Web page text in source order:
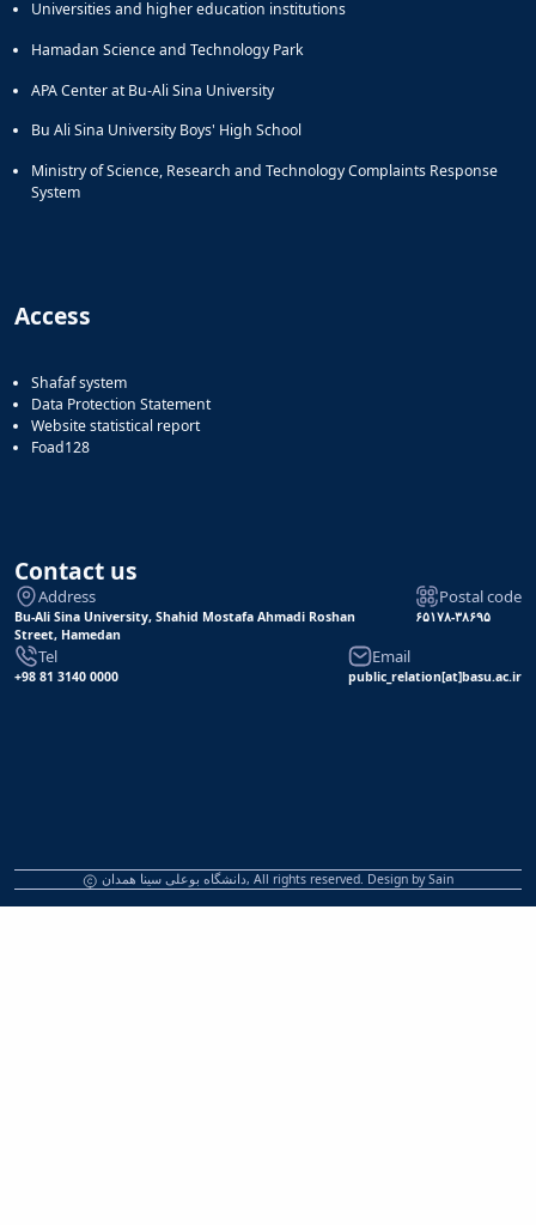
Universities and higher education institutions
Hamadan Science and Technology Park
APA Center at Bu-Ali Sina University
Bu Ali Sina University Boys' High School
Ministry of Science, Research and Technology Complaints Response
System
Access
Shafaf system
Data Protection Statement
Website statistical report
Foad128
Contact us
Address
Bu-Ali Sina University, Shahid Mostafa Ahmadi Roshan
Street, Hamedan
Postal code
۶۵۱۷۸-۳۸۶۹۵
Tel
+98 81 3140 0000
Email
public_relation[at]basu.ac.ir
دانشگاه بوعلی سینا همدان, All rights reserved. Design bySain